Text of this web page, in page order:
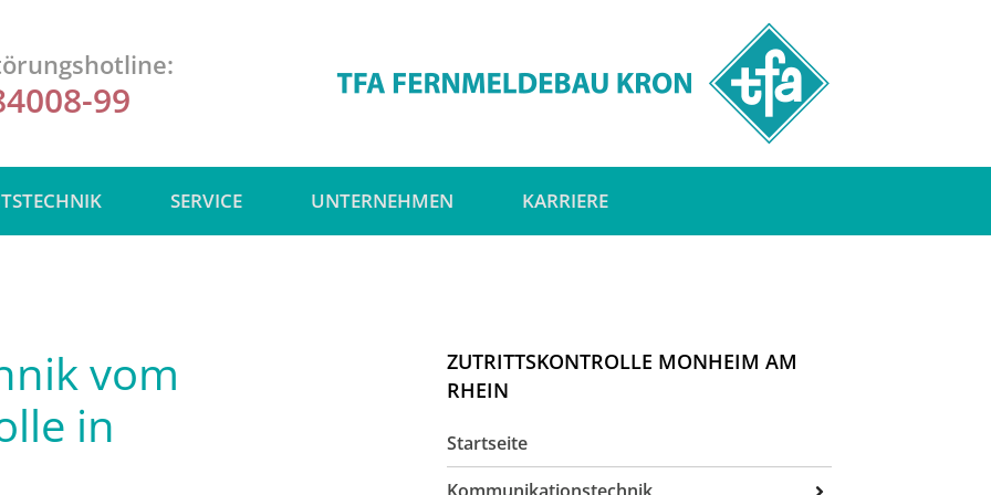
99
SERVICE UNTERNEHMEN KARRIERE
vom
in
ZUTRITTSKONTROLLE MONHEIM AM
RHEIN
Startseite